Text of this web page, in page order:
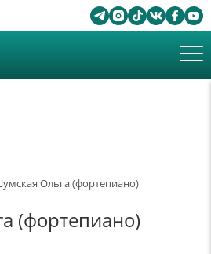
Ольга (фортепиано)
(фортепиано)